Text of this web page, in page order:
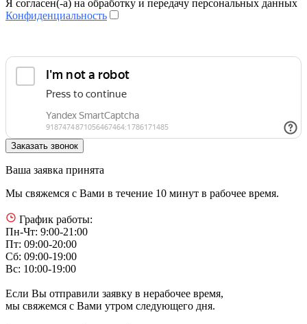
Я согласен(-а) на обработку и передачу персональных данных
Конфиденциальность
Ваша заявка принята
Мы свяжемся с Вами в течение 10 минут в рабочее время.
График работы:
Пн-Чт: 9:00-21:00
Пт: 09:00-20:00
Сб: 09:00-19:00
Вс: 10:00-19:00
Если Вы отправили заявку в нерабочее время,
мы свяжемся с Вами утром следующего дня.